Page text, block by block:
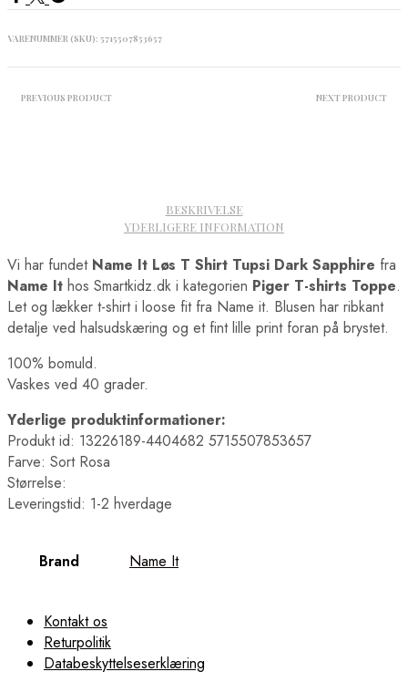
VARENUMMER (SKU): 5715507853657
PREVIOUS PRODUCT NEXT PRODUCT
BESKRIVELSE
YDERLIGERE INFORMATION
Vi har fundet Name It Løs T Shirt Tupsi Dark Sapphire fra
Name It hos Smartkidz.dk i kategorien Piger T-shirts Toppe.
Let og lækker t-shirt i loose fit fra Name it. Blusen har ribkant
detalje ved halsudskæring og et fint lille print foran på brystet.
100% bomuld.
Vaskes ved 40 grader.
Yderlige produktinformationer:
Produkt id: 13226189-4404682 5715507853657
Farve: Sort Rosa
Størrelse:
Leveringstid: 1-2 hverdage
Brand Name It
Kontakt os
Returpolitik
Databeskyttelseserklæring